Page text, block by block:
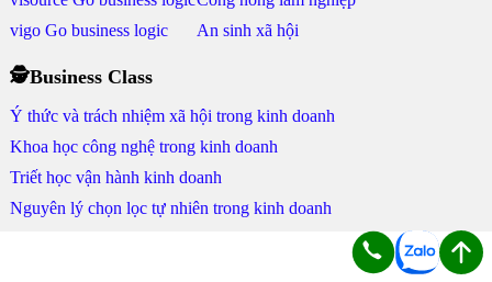
vigo Go business logic
An sinh xã hội
🕵Business Class
Ý thức và trách nhiệm xã hội trong kinh doanh
Khoa học công nghệ trong kinh doanh
Triết học vận hành kinh doanh
Nguyên lý chọn lọc tự nhiên trong kinh doanh